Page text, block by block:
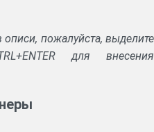
пожалуйста, выделите
для внесения